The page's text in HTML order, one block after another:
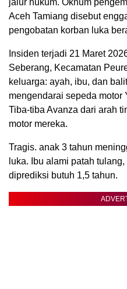
jalur hukum. Oknum
Aceh Tamiang disebut
pengobatan korban luka
‎Insiden terjadi 21 Maret
Seberang, Kecamatan
keluarga: ayah, ibu, dan
mengendarai sepeda motor
Tiba-tiba Avanza dari arah
motor mereka.
‎Tragis. anak 3 tahun
luka. Ibu alami patah
diprediksi butuh 1,5 tahun.